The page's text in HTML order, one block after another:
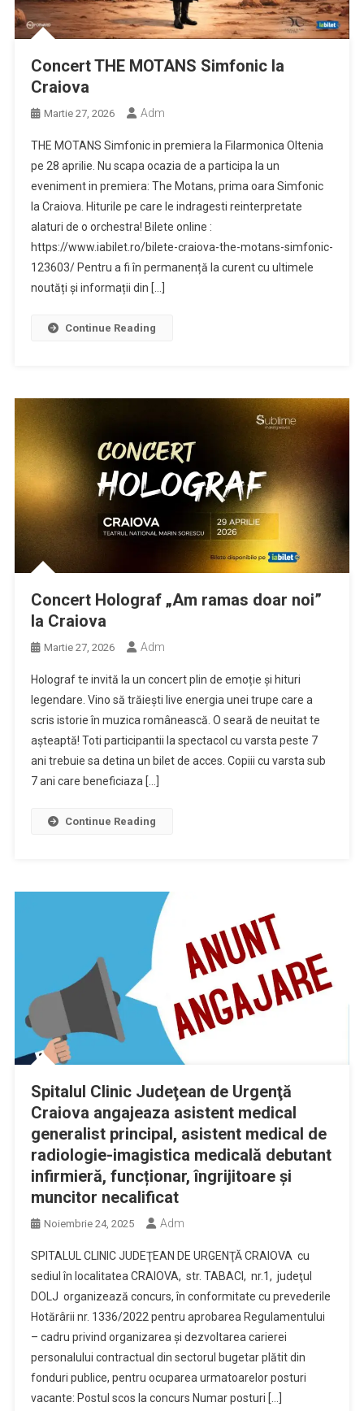
Concert THE MOTANS Simfonic la
Craiova
Martie 27, 2026 Adm
THE MOTANS Simfonic in premiera la Filarmonica Oltenia
pe 28 aprilie. Nu scapa ocazia de a participa la un
eveniment in premiera: The Motans, prima oara Simfonic
la Craiova. Hiturile pe care le indragesti reinterpretate
alaturi de o orchestra! Bilete online :
https://www.iabilet.ro/bilete-craiova-the-motans-simfonic-
123603/ Pentru a fi în permanență la curent cu ultimele
noutăți și informații din […]
Continue Reading
Concert Holograf „Am ramas doar noi”
la Craiova
Martie 27, 2026 Adm
Holograf te invită la un concert plin de emoție și hituri
legendare. Vino să trăiești live energia unei trupe care a
scris istorie în muzica românească. O seară de neuitat te
așteaptă! Toti participantii la spectacol cu varsta peste 7
ani trebuie sa detina un bilet de acces. Copiii cu varsta sub
7 ani care beneficiaza […]
Continue Reading
Spitalul Clinic Judeţean de Urgenţă
Craiova angajeaza asistent medical
generalist principal, asistent medical de
radiologie-imagistica medicală debutant
infirmieră, funcționar, îngrijitoare și
muncitor necalificat
Noiembrie 24, 2025 Adm
SPITALUL CLINIC JUDEŢEAN DE URGENŢĂ CRAIOVA cu
sediul în localitatea CRAIOVA, str. TABACI, nr.1, judeţul
DOLJ organizează concurs, în conformitate cu prevederile
Hotărârii nr. 1336/2022 pentru aprobarea Regulamentului
– cadru privind organizarea şi dezvoltarea carierei
personalului contractual din sectorul bugetar plătit din
fonduri publice, pentru ocuparea urmatoarelor posturi
vacante: Postul scos la concurs Numar posturi […]